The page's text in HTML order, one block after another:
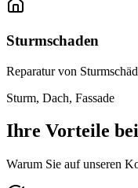
Sturmschaden
Reparatur von
Sturm, Dach, Fassade
Ihre Vorteile
Warum Sie auf unseren